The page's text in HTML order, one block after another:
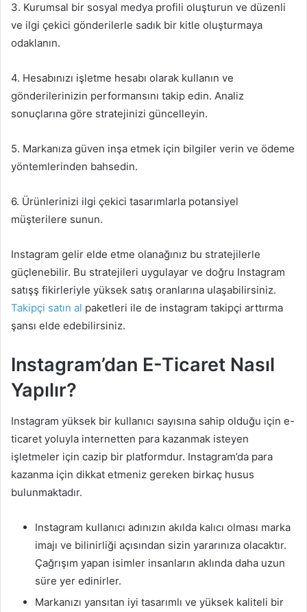
3. Kurumsal bir sosyal medya profili oluşturun ve düzenli
ve ilgi çekici gönderilerle sadık bir kitle oluşturmaya
odaklanın.
4. Hesabınızı işletme hesabı olarak kullanın ve
gönderilerinizin performansını takip edin. Analiz
sonuçlarına göre stratejinizi güncelleyin.
5. Markanıza güven inşa etmek için bilgiler verin ve ödeme
yöntemlerinden bahsedin.
6. Ürünlerinizi ilgi çekici tasarımlarla potansiyel
müşterilere sunun.
Instagram gelir elde etme olanağınız bu stratejilerle
güçlenebilir. Bu stratejileri uygulayar ve doğru Instagram
satışş fikirleriyle yüksek satış oranlarına ulaşabilirsiniz.
Takipçi satın al paketleri ile de instagram takipçi arttırma
şansı elde edebilirsiniz.
Instagram’dan E-Ticaret Nasıl
Yapılır?
Instagram yüksek bir kullanıcı sayısına sahip olduğu için e-
ticaret yoluyla internetten para kazanmak isteyen
işletmeler için cazip bir platformdur. Instagram’da para
kazanma için dikkat etmeniz gereken birkaç husus
bulunmaktadır.
Instagram kullanıcı adınızın akılda kalıcı olması marka
imajı ve bilinirliği açısından sizin yararınıza olacaktır.
Çağrışım yapan isimler insanların aklında daha uzun
süre yer edinirler.
Markanızı yansıtan iyi tasarımlı ve yüksek kaliteli bir